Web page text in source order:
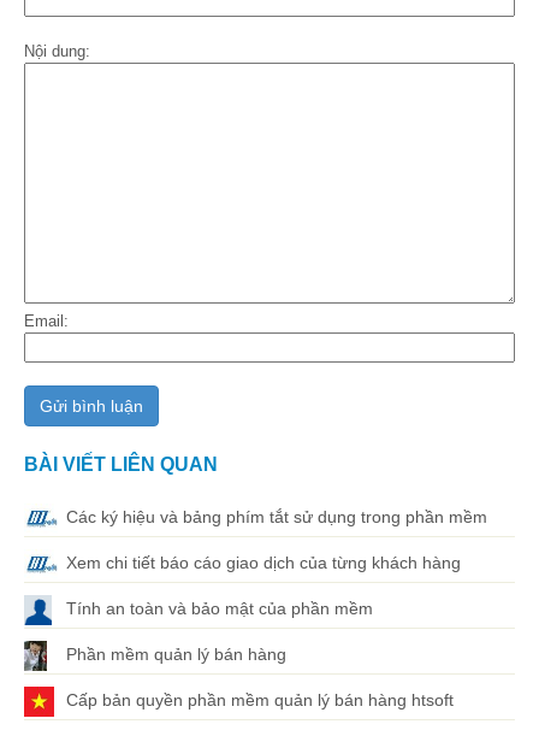
Nội dung:
Email:
BÀI VIẾT LIÊN QUAN
Các ký hiệu và bảng phím tắt sử dụng trong phần mềm
Xem chi tiết báo cáo giao dịch của từng khách hàng
Tính an toàn và bảo mật của phần mềm
Phần mềm quản lý bán hàng
Cấp bản quyền phần mềm quản lý bán hàng htsoft